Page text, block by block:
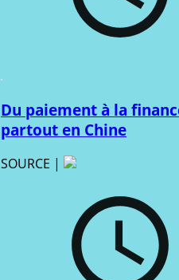
Du paiement à la
partout en Chine
SOURCE |